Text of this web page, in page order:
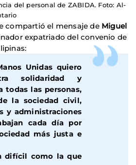
del personal de ZABIDA. Foto: Al-
compartió el mensaje de Miguel
expatriado del convenio de
Unidas quiero
solidaridad y
todas las personas,
la sociedad civil,
y administraciones
cada día por
más justa e
difícil como la que